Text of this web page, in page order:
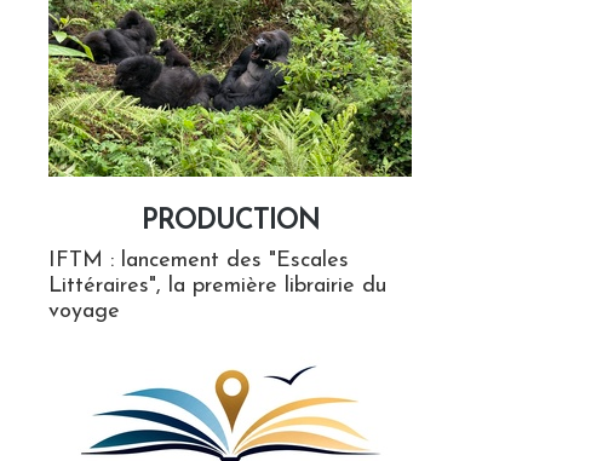
PRODUCTION
IFTM : lancement des "Escales
Littéraires", la première librairie du
voyage